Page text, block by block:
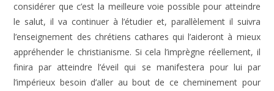
considérer que c’est la meilleure voie possible pour atteindre
le salut, il va continuer à l’étudier et, parallèlement il suivra
l’enseignement des chrétiens cathares qui l’aideront à mieux
appréhender le christianisme. Si cela l’imprègne réellement, il
finira par atteindre l’éveil qui se manifestera pour lui par
l’impérieux besoin d’aller au bout de ce cheminement pour